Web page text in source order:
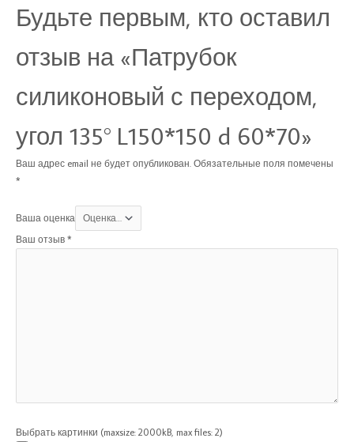
Будьте первым, кто оставил
отзыв на «Патрубок
силиконовый с переходом,
угол 135° L150*150 d 60*70»
Ваш адрес email не будет опубликован. Обязательные поля помечены
*
Ваша оценка
Ваш отзыв *
Выбрать картинки (maxsize: 2000kB, max files: 2)